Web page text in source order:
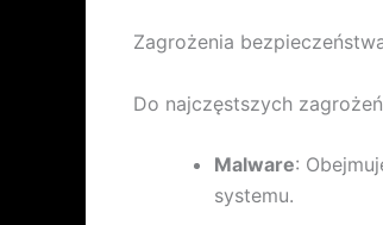
Zagrożenia
Do najczęstszych
Malware:
systemu.